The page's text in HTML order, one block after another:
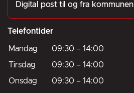
Digital post til og fra kommunen
Telefontider
Mandag 09:30 – 14:00
Tirsdag
09:30 – 14:00
Onsdag
09:30 – 14:00